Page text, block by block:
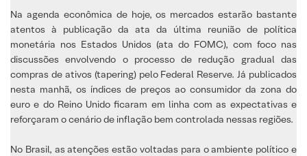
Na agenda econômica de hoje, os mercados estarão bastante
atentos à publicação da ata da última reunião de política
monetária nos Estados Unidos (ata do FOMC), com foco nas
discussões envolvendo o processo de redução gradual das
compras de ativos (tapering) pelo Federal Reserve. Já publicados
nesta manhã, os índices de preços ao consumidor da zona do
euro e do Reino Unido ficaram em linha com as expectativas e
reforçaram o cenário de inflação bem controlada nessas regiões.
No Brasil, as atenções estão voltadas para o ambiente político e